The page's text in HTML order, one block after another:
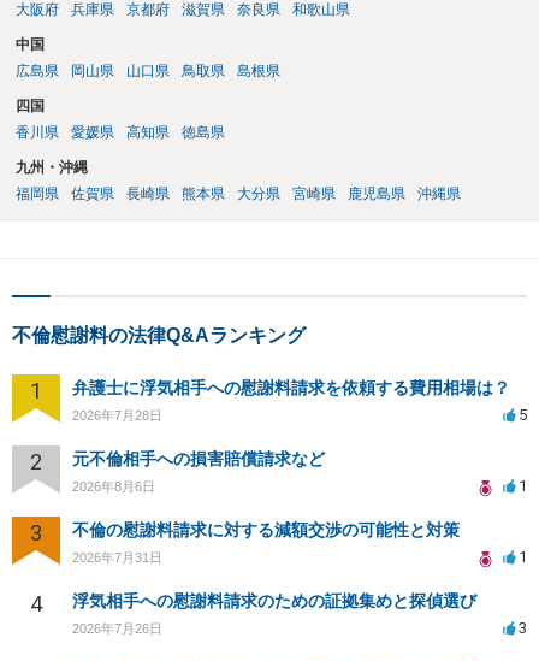
大阪府
兵庫県 京都府 滋賀県 奈良県 和歌山県
中国
広島県
岡山県 山口県 鳥取県 島根県
四国
香川県
愛媛県 高知県 徳島県
九州・沖縄
福岡県
佐賀県 長崎県 熊本県 大分県 宮崎県 鹿児島県 沖縄県
不倫慰謝料の法律Q&Aランキング
1 弁護士に浮気相手への慰謝料請求を依頼する費用相場は？
2026年7月28日 5
2 元不倫相手への損害賠償請求など
2026年8月6日 1
3 不倫の慰謝料請求に対する減額交渉の可能性と対策
2026年7月31日 1
4 浮気相手への慰謝料請求のための証拠集めと探偵選び
2026年7月26日 3